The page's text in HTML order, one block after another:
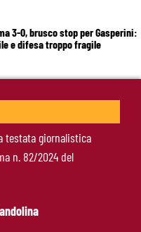
3-0, brusco stop per Gasperini:
e difesa troppo fragile
tutti: “Il mio idolo era
testata giornalistica
n. 82/2024 del